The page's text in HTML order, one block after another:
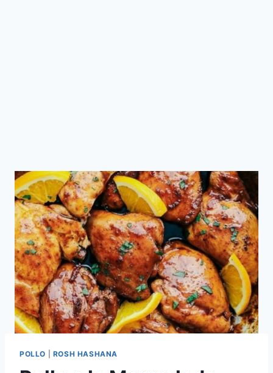
POLLO ROSH HASHANA